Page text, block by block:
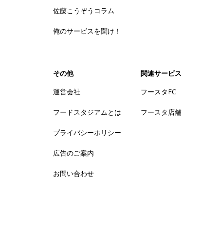
佐藤こうぞうコラム
俺のサービスを聞け！
その他
運営会社
フードスタジアムとは
プライバシーポリシー
広告のご案内
お問い合わせ
関連サービス
フースタFC
フースタ店舗